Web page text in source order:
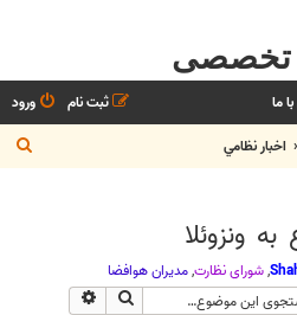
تخصصی
ما ورود
ثبت نام
اخبار نظامي
س
ونزوئلا
,شوراي نظارت,مديران هوافضا
جستجو